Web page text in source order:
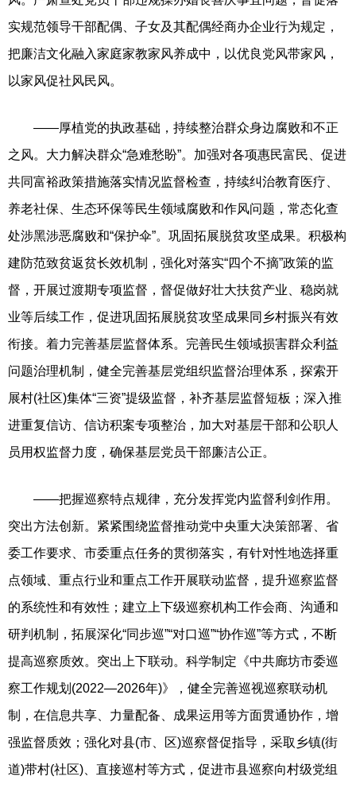
实规范领导干部配偶、子女及其配偶经商办企业行为规定，
把廉洁文化融入家庭家教家风养成中，以优良党风带家风，
以家风促社风民风。
——厚植党的执政基础，持续整治群众身边腐败和不正
之风。大力解决群众“急难愁盼”。加强对各项惠民富民、促进
共同富裕政策措施落实情况监督检查，持续纠治教育医疗、
养老社保、生态环保等民生领域腐败和作风问题，常态化查
处涉黑涉恶腐败和“保护伞”。巩固拓展脱贫攻坚成果。积极构
建防范致贫返贫长效机制，强化对落实“四个不摘”政策的监
督，开展过渡期专项监督，督促做好壮大扶贫产业、稳岗就
业等后续工作，促进巩固拓展脱贫攻坚成果同乡村振兴有效
衔接。着力完善基层监督体系。完善民生领域损害群众利益
问题治理机制，健全完善基层党组织监督治理体系，探索开
展村(社区)集体“三资”提级监督，补齐基层监督短板；深入推
进重复信访、信访积案专项整治，加大对基层干部和公职人
员用权监督力度，确保基层党员干部廉洁公正。
——把握巡察特点规律，充分发挥党内监督利剑作用。
突出方法创新。紧紧围绕监督推动党中央重大决策部署、省
委工作要求、市委重点任务的贯彻落实，有针对性地选择重
点领域、重点行业和重点工作开展联动监督，提升巡察监督
的系统性和有效性；建立上下级巡察机构工作会商、沟通和
研判机制，拓展深化“同步巡”“对口巡”“协作巡”等方式，不断
提高巡察质效。突出上下联动。科学制定《中共廊坊市委巡
察工作规划(2022—2026年)》，健全完善巡视巡察联动机
制，在信息共享、力量配备、成果运用等方面贯通协作，增
强监督质效；强化对县(市、区)巡察督促指导，采取乡镇(街
道)带村(社区)、直接巡村等方式，促进市县巡察向村级党组